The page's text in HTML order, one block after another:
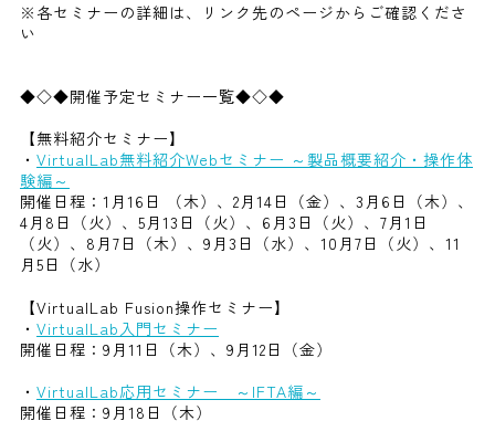
※各セミナーの詳細は、リンク先のページからご確認くださ
い
◆◇◆開催予定セミナー一覧◆◇◆
【無料紹介セミナー】
・ VirtualLab無料紹介Webセミナー ～製品概要紹介・操作体
験編～
開催日程：1月16日 （木）、2月14日（金）、3月6日（木）、
4月8日（火）、5月13日（火）、6月3日（火）、7月1日
（火）、8月7日（木）、9月3日（水）、10月7日（火）、11
月5日（水）
【VirtualLab Fusion操作セミナー】
・ VirtualLab入門セミナー
開催日程：9月11日（木）、9月12日（金）
・ VirtualLab応用セミナー ～IFTA編～
開催日程：9月18日（木）